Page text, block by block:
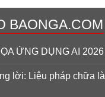
BAONGA.COM
ỨNG DỤNG AI 2026
lời: Liệu pháp chữa